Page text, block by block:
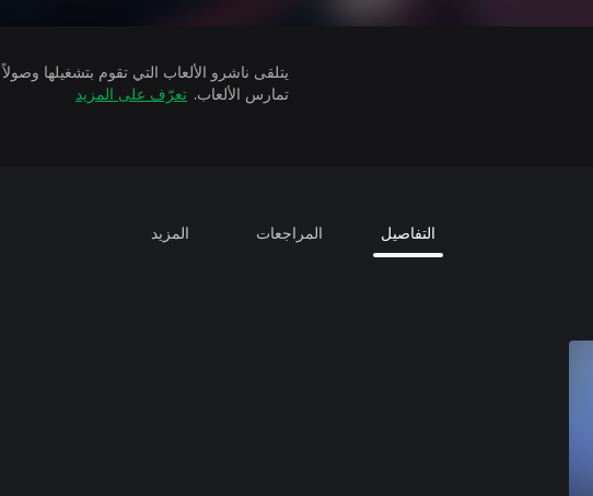
تمارس الألعاب. تعرّف على المزيد
التفاصيل المراجعات المزيد